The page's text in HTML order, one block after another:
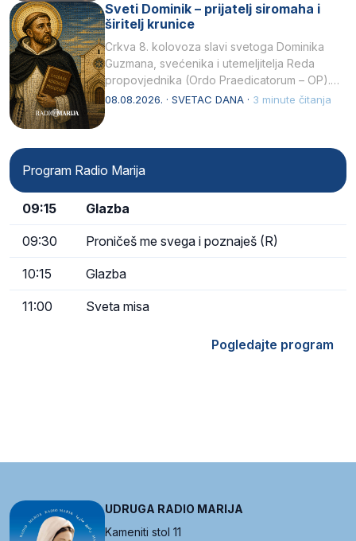
Sveti Dominik – prijatelj siromaha i
širitelj krunice
Crkva 8. kolovoza slavi svetoga Dominika
Guzmana, svećenika i utemeljitelja Reda
propovjednika (Ordo Praedicatorum – OP).
Svojim životom, dubokom ljubavlju prema
08.08.2026. · SVETAC DANA · 3 minute čitanja
Program Radio Marija
09:15 Glazba
09:30 Proničeš me svega i poznaješ (R)
10:15 Glazba
11:00 Sveta misa
Pogledajte program
UDRUGA RADIO MARIJA
Kameniti stol 11